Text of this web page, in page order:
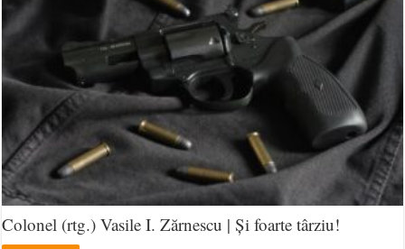
Colonel (rtg.) Vasile I. Zărnescu | Și foarte târziu!